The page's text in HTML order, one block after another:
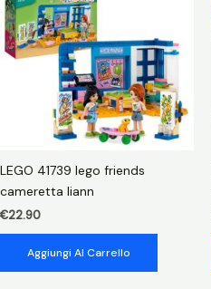
finale
quantità
LEGO 41739 lego friends
cameretta liann
€22.90
Aggiungi Al Carrello